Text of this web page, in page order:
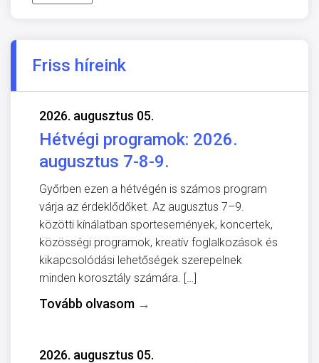
Friss híreink
2026. augusztus 05.
Hétvégi programok: 2026.
augusztus 7-8-9.
Győrben ezen a hétvégén is számos program
várja az érdeklődőket. Az augusztus 7–9.
közötti kínálatban sportesemények, koncertek,
közösségi programok, kreatív foglalkozások és
kikapcsolódási lehetőségek szerepelnek
minden korosztály számára. […]
Tovább olvasom →
2026. augusztus 05.